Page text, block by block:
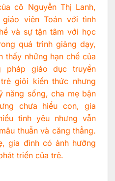
cô Nguyễn Thị Lanh,
viên Toán với tình
và sự tận tâm với học
quá trình giảng dạy,
thấy những hạn chế của
pháp giáo dục truyền
giỏi kiến thức nhưng
năng sống, cha mẹ bận
chưa hiểu con, gia
tình yêu nhưng vẫn
thuẫn và căng thẳng.
gia đình có ảnh hưởng
triển của trẻ.